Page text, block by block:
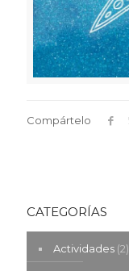
Compártelo
CATEGORÍAS
Actividades (2)